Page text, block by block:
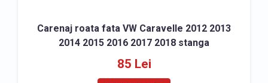
Carenaj roata fata VW Caravelle 2012 2013
2014 2015 2016 2017 2018 stanga
85 Lei